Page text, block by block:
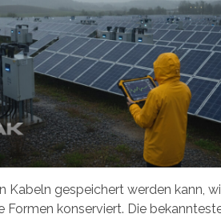
Kabeln gespeichert werden kann,
Formen konserviert. Die